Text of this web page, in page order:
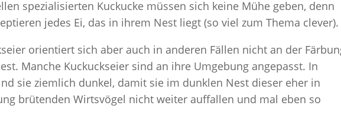
spezialisierten Kuckucke müssen sich keine Mühe geben, denn
jedes Ei, das in ihrem Nest liegt (so viel zum Thema clever).
orientiert sich aber auch in anderen Fällen nicht an der
Manche Kuckuckseier sind an ihre Umgebung angepasst. In
sie ziemlich dunkel, damit sie im dunklen Nest dieser eher in
brütenden Wirtsvögel nicht weiter auffallen und mal eben so